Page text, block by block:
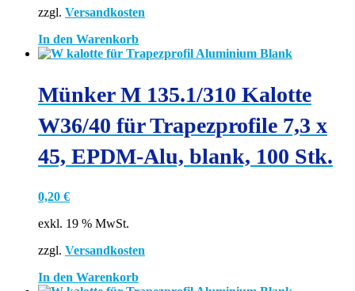
zzgl. Versandkosten
In den Warenkorb
Münker M 135.1/310 Kalotte
W36/40 für Trapezprofile 7,3 x
45, EPDM-Alu, blank, 100 Stk.
0,20 €
exkl. 19 % MwSt.
zzgl. Versandkosten
In den Warenkorb